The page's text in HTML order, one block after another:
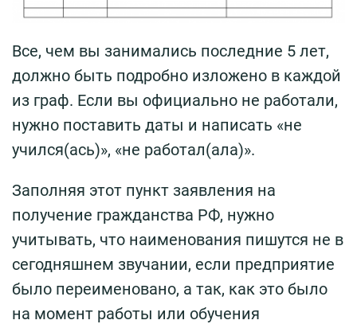
Все, чем вы занимались последние 5 лет,
должно быть подробно изложено в каждой
из граф. Если вы официально не работали,
нужно поставить даты и написать «не
учился(ась)», «не работал(ала)».
Заполняя этот пункт заявления на
получение гражданства РФ, нужно
учитывать, что наименования пишутся не в
сегодняшнем звучании, если предприятие
было переименовано, а так, как это было
на момент работы или обучения